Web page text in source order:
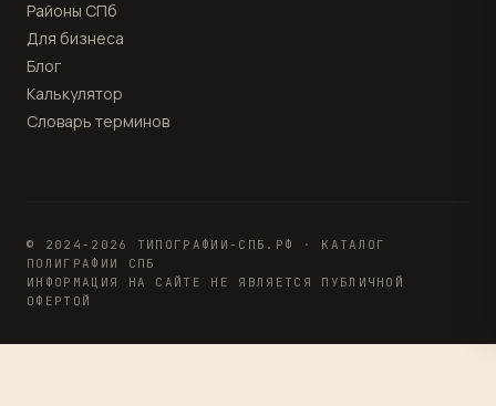
Районы СПб
Для бизнеса
Блог
Калькулятор
Словарь терминов
© 2024-2026 ТИПОГРАФИИ-СПБ.РФ · КАТАЛОГ
ПОЛИГРАФИИ СПБ
ИНФОРМАЦИЯ НА САЙТЕ НЕ ЯВЛЯЕТСЯ ПУБЛИЧНОЙ
ОФЕРТОЙ